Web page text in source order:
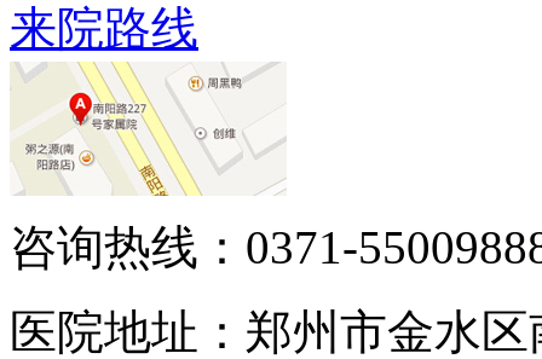
来院路线
咨询热线：0371-
医院地址：郑州市金水